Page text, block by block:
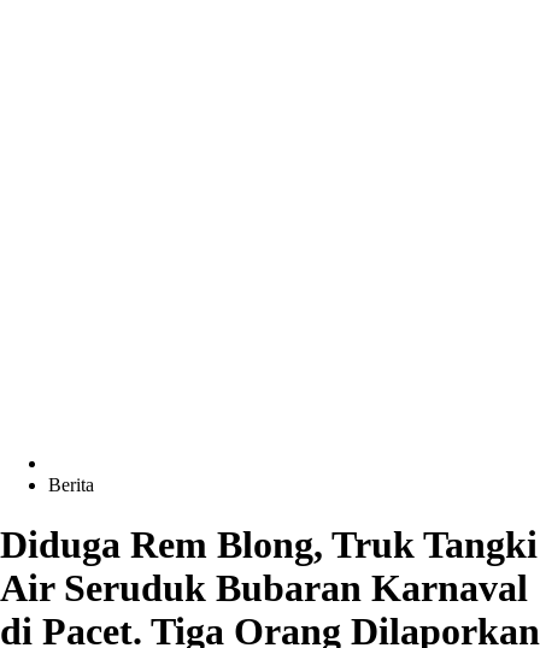
Berita
Diduga Rem Blong, Truk Tangki
Air Seruduk Bubaran Karnaval
di Pacet. Tiga Orang Dilaporkan